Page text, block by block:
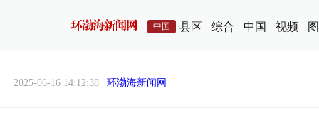
中国 县区 综合 中国 视频
2025-06-16 14:12:38 | 环渤海新闻网